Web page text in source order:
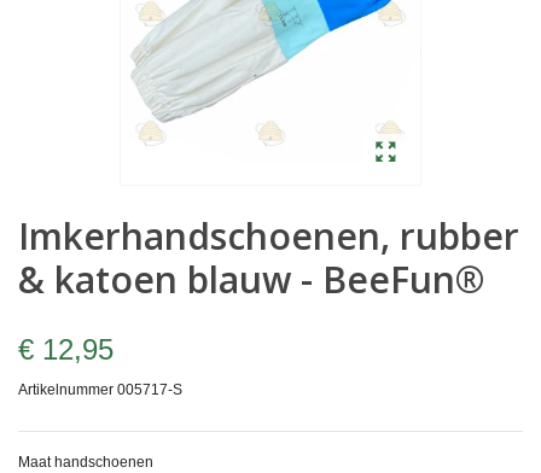
Imkerhandschoenen, rubber
& katoen blauw - BeeFun®
€ 12,95
Artikelnummer 005717-S
Maat handschoenen